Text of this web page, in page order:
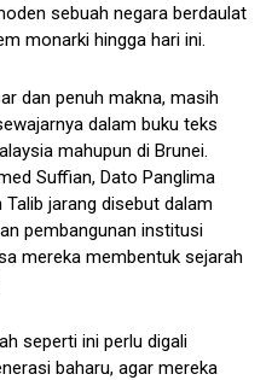
sebuah negara berdaulat
monarki hingga hari ini.
dan penuh makna, masih
dalam buku teks
mahupun di Brunei.
Suffian, Dato Panglima
jarang disebut dalam
pembangunan institusi
mereka membentuk sejarah
seperti ini perlu digali
baharu, agar mereka